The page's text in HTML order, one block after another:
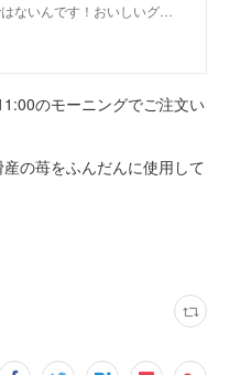
ないんです！おいしいグ…
のモーニングでご注文い
の苺をふんだんに使用して